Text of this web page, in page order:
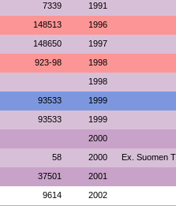
7339 1991
148513 1996
148650 1997
923-98 1998
1998
93533 1999
93533 1999
2000
58 2000 Ex. Suomen
37501 2001
9614 2002